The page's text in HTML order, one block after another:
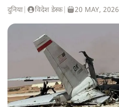
दुनिया विदेश डेस्क 20 MAY, 2026